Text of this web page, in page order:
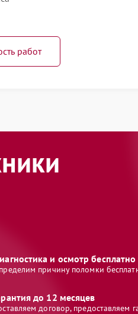
работ
и осмотр бесплатно
причину поломки
до 12 месяцев
договор, предоставляем